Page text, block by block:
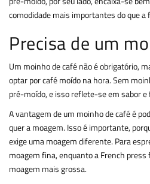
comodidade mais importantes do que a
Precisa de um
Um moinho de café não é obrigatório,
optar por café moído na hora. Sem
pré-moído, e isso reflete-se em sabor e
A vantagem de um moinho de café é
quer a moagem. Isso é importante,
exige uma moagem diferente. Para
moagem fina, enquanto a French
moagem mais grossa.